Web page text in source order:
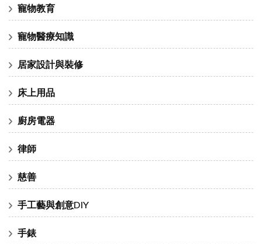
寵物教育
寵物醫療知識
居家設計與裝修
床上用品
廚房電器
律師
慈善
手工藝與創意DIY
手錶